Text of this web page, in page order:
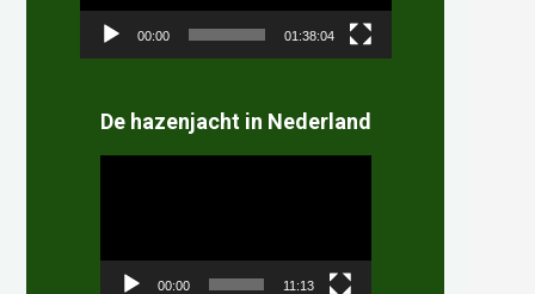
00:00 01:38:04
De hazenjacht in Nederland
00:00 11:13